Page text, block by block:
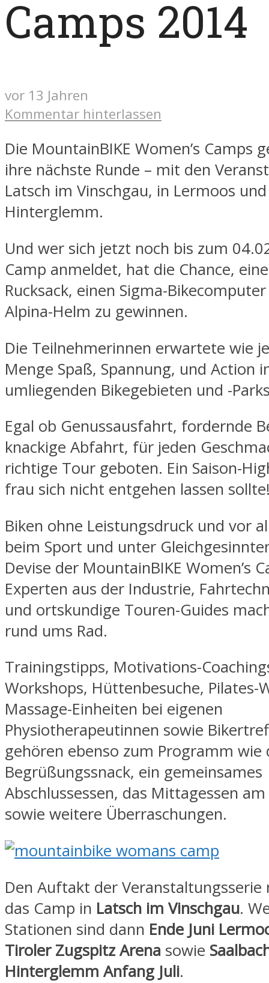
Camps 2014
vor 13 Jahren
Kommentar hinterlassen
Die MountainBIKE Women’s Camps
ihre nächste Runde – mit den
Latsch im Vinschgau, in Lermoos
Hinterglemm.
Und wer sich jetzt noch bis zum
Camp anmeldet, hat die Chance,
Rucksack, einen Sigma-
Alpina-Helm zu gewinnen.
Die Teilnehmerinnen erwartete wie
Menge Spaß, Spannung, und Action
umliegenden Bikegebieten und -
Egal ob Genussausfahrt, fordernde
knackige Abfahrt, für jeden
richtige Tour geboten. Ein Saison-
frau sich nicht entgehen lassen
Biken ohne Leistungsdruck und vor
beim Sport und unter
Devise der MountainBIKE Women’s
Experten aus der Industrie,
und ortskundige Touren-Guides
rund ums Rad.
Trainingstipps, Motivations-
Workshops, Hüttenbesuche, Pilates-
Massage-Einheiten bei eigenen
Physiotherapeutinnen sowie
gehören ebenso zum Programm wie
Begrüßungssnack, ein gemeinsames
Abschlussessen, das Mittagessen
sowie weitere Überraschungen.
Den Auftakt der
das Camp in Latsch im Vinschgau.
Stationen sind dann Ende Juni
Tiroler Zugspitz Arena sowie
Hinterglemm Anfang Juli.